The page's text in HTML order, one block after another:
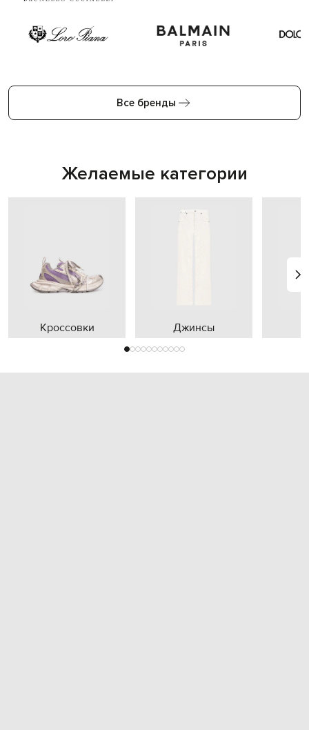
Все бренды
Желаемые категории
Кроссовки Джинсы